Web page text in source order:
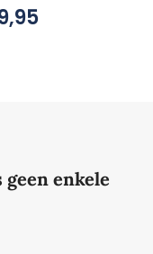
enkele